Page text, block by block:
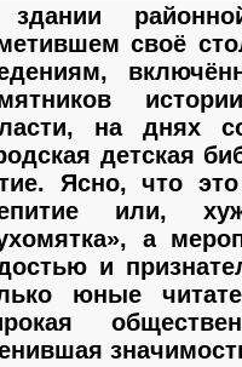
своё
на днях
детская
Ясно, что
или,
а
и
юные